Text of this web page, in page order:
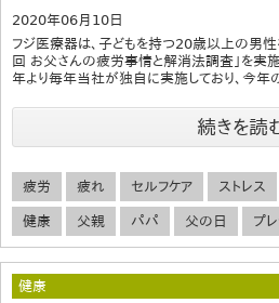
2020年06月10日
フジ医療器は、子どもを持つ20歳以上の男
回 お父さんの疲労事情と解消法調査」を実
年より毎年当社が独自に実施しており、今
続きを読
疲労 疲れ セルフケア ストレス
健康 父親 パパ 父の日 プ
健康